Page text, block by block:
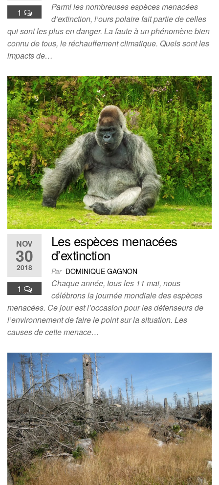
1
Parmi les nombreuses espèces menacées
d’extinction, l’ours polaire fait partie de celles
qui sont les plus en danger. La faute à un phénomène bien
connu de tous, le réchauffement climatique. Quels sont les
impacts de…
NOV
30
2018
1
Les espèces menacées
d’extinction
Par DOMINIQUE GAGNON
Chaque année, tous les 11 mai, nous
célébrons la journée mondiale des espèces
menacées. Ce jour est l’occasion pour les défenseurs de
l’environnement de faire le point sur la situation. Les
causes de cette menace…